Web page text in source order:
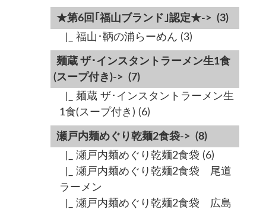
★第6回｢福山ブランド｣認定★-> (3)
|_ 福山･鞆の浦らーめん (3)
麺蔵 ザ･インスタントラーメン生1食
(スープ付き)-> (7)
|_ 麺蔵 ザ･インスタントラーメン生
1食(スープ付き) (6)
瀬戸内麺めぐり乾麺2食袋-> (8)
|_ 瀬戸内麺めぐり乾麺2食袋 (6)
|_ 瀬戸内麺めぐり乾麺2食袋 尾道
ラーメン
|_ 瀬戸内麺めぐり乾麺2食袋 広島